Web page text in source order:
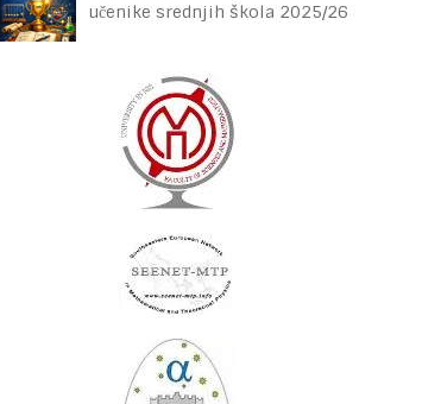
učenike srednjih škola 2025/26